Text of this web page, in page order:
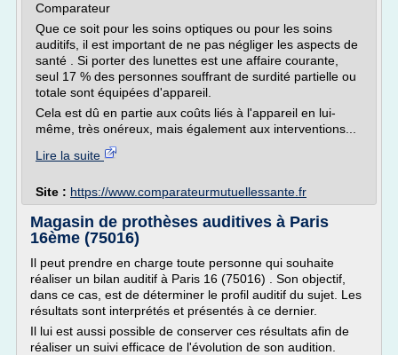
Comparateur
Que ce soit pour les soins optiques ou pour les soins
auditifs, il est important de ne pas négliger les aspects de
santé . Si porter des lunettes est une affaire courante,
seul 17 % des personnes souffrant de surdité partielle ou
totale sont équipées d'appareil.
Cela est dû en partie aux coûts liés à l'appareil en lui-
même, très onéreux, mais également aux interventions...
Lire la suite
Site : https://www.comparateurmutuellessante.fr
Magasin de prothèses auditives à Paris
16ème (75016)
Il peut prendre en charge toute personne qui souhaite
réaliser un bilan auditif à Paris 16 (75016) . Son objectif,
dans ce cas, est de déterminer le profil auditif du sujet. Les
résultats sont interprétés et présentés à ce dernier.
Il lui est aussi possible de conserver ces résultats afin de
réaliser un suivi efficace de l'évolution de son audition.